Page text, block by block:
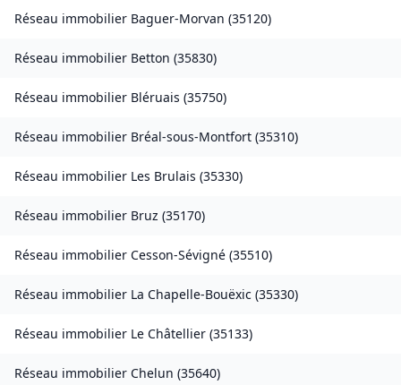
Réseau immobilier Baguer-Morvan (35120)
Réseau immobilier Betton (35830)
Réseau immobilier Bléruais (35750)
Réseau immobilier Bréal-sous-Montfort (35310)
Réseau immobilier Les Brulais (35330)
Réseau immobilier Bruz (35170)
Réseau immobilier Cesson-Sévigné (35510)
Réseau immobilier La Chapelle-Bouëxic (35330)
Réseau immobilier Le Châtellier (35133)
Réseau immobilier Chelun (35640)